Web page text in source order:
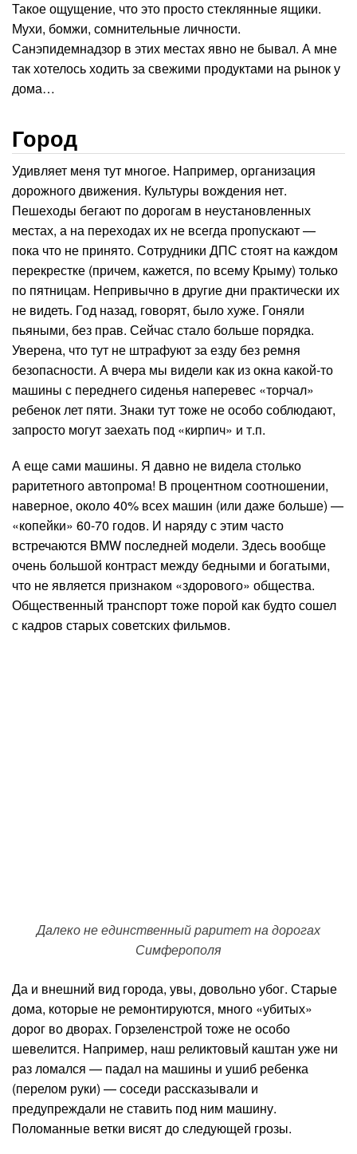
Такое ощущение, что это просто стеклянные ящики.
Мухи, бомжи, сомнительные личности.
Санэпидемнадзор в этих местах явно не бывал. А мне
так хотелось ходить за свежими продуктами на рынок у
дома…
Город
Удивляет меня тут многое. Например, организация
дорожного движения. Культуры вождения нет.
Пешеходы бегают по дорогам в неустановленных
местах, а на переходах их не всегда пропускают —
пока что не принято. Сотрудники ДПС стоят на каждом
перекрестке (причем, кажется, по всему Крыму) только
по пятницам. Непривычно в другие дни практически их
не видеть. Год назад, говорят, было хуже. Гоняли
пьяными, без прав. Сейчас стало больше порядка.
Уверена, что тут не штрафуют за езду без ремня
безопасности. А вчера мы видели как из окна какой-то
машины с переднего сиденья наперевес «торчал»
ребенок лет пяти. Знаки тут тоже не особо соблюдают,
запросто могут заехать под «кирпич» и т.п.
А еще сами машины. Я давно не видела столько
раритетного автопрома! В процентном соотношении,
наверное, около 40% всех машин (или даже больше) —
«копейки» 60-70 годов. И наряду с этим часто
встречаются BMW последней модели. Здесь вообще
очень большой контраст между бедными и богатыми,
что не является признаком «здорового» общества.
Общественный транспорт тоже порой как будто сошел
с кадров старых советских фильмов.
Далеко не единственный раритет на дорогах
Симферополя
Да и внешний вид города, увы, довольно убог. Старые
дома, которые не ремонтируются, много «убитых»
дорог во дворах. Горзеленстрой тоже не особо
шевелится. Например, наш реликтовый каштан уже ни
раз ломался — падал на машины и ушиб ребенка
(перелом руки) — соседи рассказывали и
предупреждали не ставить под ним машину.
Поломанные ветки висят до следующей грозы.